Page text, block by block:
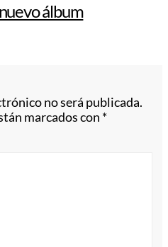
álbum
no será publicada.
marcados con *